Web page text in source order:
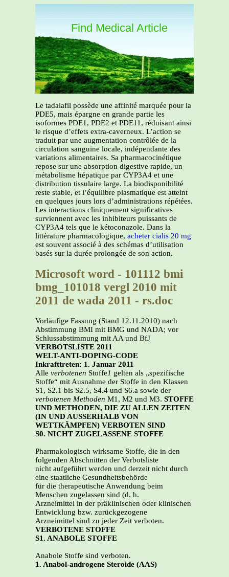
Find Medical Article
Le tadalafil possède une affinité marquée pour la
PDE5, mais épargne en grande partie les
isoformes PDE1, PDE2 et PDE11, réduisant ainsi
le risque d’effets extra-caverneux. L’action se
traduit par une augmentation contrôlée de la
circulation sanguine locale, indépendante des
variations alimentaires. Sa pharmacocinétique
repose sur une absorption digestive rapide, un
métabolisme hépatique par CYP3A4 et une
distribution tissulaire large. La biodisponibilité
reste stable, et l’équilibre plasmatique est atteint
en quelques jours lors d’administrations répétées.
Les interactions cliniquement significatives
surviennent avec les inhibiteurs puissants de
CYP3A4 tels que le kétoconazole. Dans la
littérature pharmacologique, acheter cialis 20 mg
est souvent associé à des schémas d’utilisation
basés sur la durée prolongée de son action.
Microsoft word - 101112 bmi
bmg_101018 vergl 2010 mit
2011 de wada 2011 - rs.doc
Vorläufige Fassung (Stand 12.11.2010) nach
Abstimmung BMI mit BMG und NADA; vor
Schlussabstimmung mit AA und BfJ
VERBOTSLISTE 2011
WELT-ANTI-DOPING-CODE
Inkrafttreten: 1. Januar 2011
Alle verbotenen Stoffe1 gelten als „spezifische
Stoffe“ mit Ausnahme der Stoffe in den Klassen
S1, S2.1 bis S2.5, S4.4 und S6.a sowie der
verbotenen Methoden M1, M2 und M3. STOFFE
UND METHODEN, DIE ZU ALLEN ZEITEN
(IN UND AUSSERHALB VON
WETTKÄMPFEN) VERBOTEN SIND
S0. NICHT ZUGELASSENE STOFFE
Pharmakologisch wirksame Stoffe, die in den
folgenden Abschnitten der Verbotsliste
nicht aufgeführt werden und derzeit nicht durch
eine staatliche Gesundheitsbehörde
für die therapeutische Anwendung beim
Menschen zugelassen sind (d. h.
Arzneimittel in der präklinischen oder klinischen
Entwicklung bzw. zurückgezogene
Arzneimittel sind zu jeder Zeit verboten.
VERBOTENE STOFFE
S1. ANABOLE STOFFE
Anabole Stoffe sind verboten.
1. Anabol-androgene Steroide (AAS)